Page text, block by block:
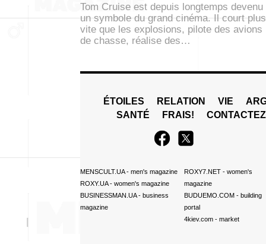
Tom Cruise est depuis longtemps devenu
un symbole du grand cinéma. Il court plus
vite que les explosions, pilote des avions
de chasse, réalise des…
ÉTOILES RELATION VIE
SANTÉ
FRAIS!
MENSCULT.UA- men's magazine
ROXY.UA- women's magazine
BUSINESSMAN.UA- business
magazine
ROXY7.NET- women's
magazine
BUDUEMO.COM- building
portal
4kiev.com- market